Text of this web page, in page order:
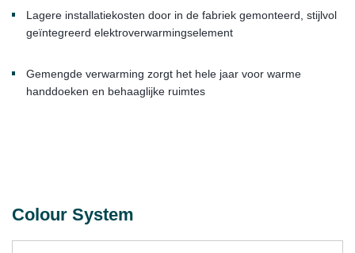
Lagere installatiekosten door in de fabriek gemonteerd, stijlvol
geïntegreerd elektroverwarmingselement
Gemengde verwarming zorgt het hele jaar voor warme
handdoeken en behaaglijke ruimtes
Colour System